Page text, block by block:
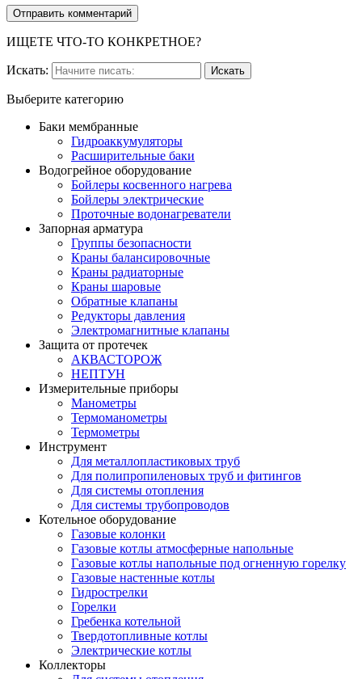
ИЩЕТЕ ЧТО-ТО КОНКРЕТНОЕ?
Искать:
Выберите категорию
Баки мембранные
Гидроаккумуляторы
Расширительные баки
Водогрейное оборудование
Бойлеры косвенного нагрева
Бойлеры электрические
Проточные водонагреватели
Запорная арматура
Группы безопасности
Краны балансировочные
Краны радиаторные
Краны шаровые
Обратные клапаны
Редукторы давления
Электромагнитные клапаны
Защита от протечек
АКВАСТОРОЖ
НЕПТУН
Измерительные приборы
Манометры
Термоманометры
Термометры
Инструмент
Для металлопластиковых труб
Для полипропиленовых труб и фитингов
Для системы отопления
Для системы трубопроводов
Котельное оборудование
Газовые колонки
Газовые котлы атмосферные напольные
Газовые котлы напольные под огненную горелку
Газовые настенные котлы
Гидрострелки
Горелки
Гребенка котельной
Твердотопливные котлы
Электрические котлы
Коллекторы